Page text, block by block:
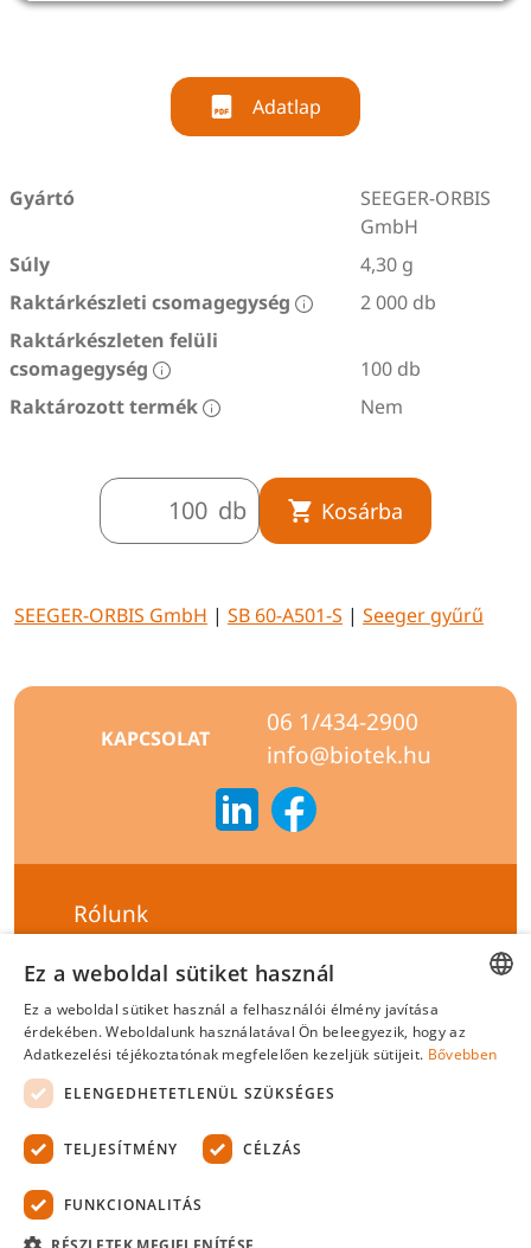
Adatlap
Gyártó
SEEGER-ORBIS
GmbH
Súly
4,30 g
Raktárkészleti csomagegység
2 000 db
Raktárkészleten felüli
csomagegység
100 db
Raktározott termék
Nem
db Kosárba
SEEGER-ORBIS GmbH | SB 60-A501-S | Seeger gyűrű
KAPCSOLAT
06 1/434-2900
info@biotek.hu
Rólunk
Hírlevél feliratkozás
Általános szerződési feltételek
Adatvédelmi tájékoztató
Felelősségvállalási nyilatkozat
Tanúsítványok
2026 Minden jog fenntartva.
ENGLISH
Ez a weboldal sütiket használ
Ez a weboldal sütiket használ a felhasználói élmény javítása
érdekében. Weboldalunk használatával Ön beleegyezik, hogy az
Adatkezelési téjékoztatónak megfelelően kezeljük sütijeit. Bővebben
ELENGEDHETETLENÜL SZÜKSÉGES
TELJESÍTMÉNY CÉLZÁS
FUNKCIONALITÁS